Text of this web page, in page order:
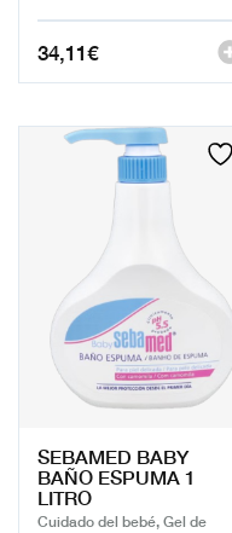
34,11€
SEBAMED BABY
BAÑO ESPUMA 1
LITRO
Cuidado del bebé, Gel de